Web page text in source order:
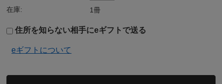
在庫: 1冊
住所を知らない相手にeギフトで送る
eギフトについて